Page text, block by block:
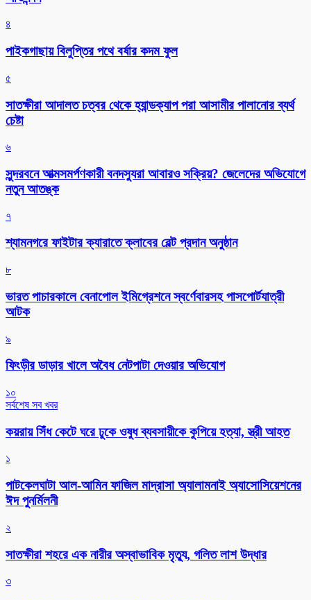
৪
পাইকগাছায় বিলুপ্তির পথে বর্ষার কদম ফুল
৫
সাতক্ষীরা আদালত চত্বর থেকে হ্যান্ডক্যাপ পরা আসামীর পালানোর ব্যর্থ
চেষ্টা
৬
সুন্দরবনে আত্মসমর্পণকারী বনদস্যুরা আবারও সক্রিয়? জেলেদের অভিযোগে
নতুন আতঙ্ক
৭
শ্যামনগরে ফাইটার ক্যারাতে ক্লাবের বেল্ট প্রদান অনুষ্ঠান
৮
ভারত পাচারকালে বেনাপোল ইমিগ্রেশনে স্বর্ণেবারসহ পাসপোর্টযাত্রী
আটক
৯
ফিংড়ীর ডাড়ার খালে অবৈধ নেটপাটা দেওয়ার অভিযোগ
১০
সর্বশেষ সব খবর
কয়রায় সিঁধ কেটে ঘরে ঢুকে ওষুধ ব্যবসায়ীকে কুপিয়ে হত্যা, স্ত্রী আহত
১
পাটকেলঘাটা আল-আমিন ফাজিল মাদ্রাসা অ্যালামনাই অ্যাসোসিয়েশনের
ঈদ পুনর্মিলনী
২
সাতক্ষীরা শহরে এক নারীর অস্বাভাবিক মৃত্যু, গলিত লাশ উদ্ধার
৩